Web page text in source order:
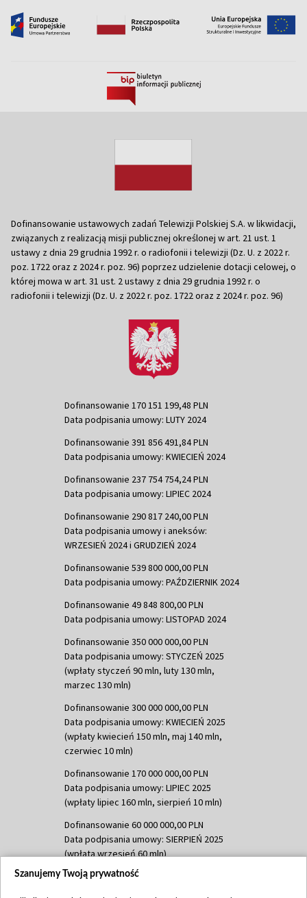
Dofinansowanie ustawowych zadań Telewizji Polskiej S.A. w likwidacji,
związanych z realizacją misji publicznej określonej w art. 21 ust. 1
ustawy z dnia 29 grudnia 1992 r. o radiofonii i telewizji (Dz. U. z 2022 r.
poz. 1722 oraz z 2024 r. poz. 96) poprzez udzielenie dotacji celowej, o
której mowa w art. 31 ust. 2 ustawy z dnia 29 grudnia 1992 r. o
radiofonii i telewizji (Dz. U. z 2022 r. poz. 1722 oraz z 2024 r. poz. 96)
Dofinansowanie 170 151 199,48 PLN
Data podpisania umowy: LUTY 2024
Dofinansowanie 391 856 491,84 PLN
Data podpisania umowy: KWIECIEŃ 2024
Dofinansowanie 237 754 754,24 PLN
Data podpisania umowy: LIPIEC 2024
Dofinansowanie 290 817 240,00 PLN
Data podpisania umowy i aneksów:
WRZESIEŃ 2024 i GRUDZIEŃ 2024
Dofinansowanie 539 800 000,00 PLN
Data podpisania umowy: PAŹDZIERNIK 2024
Dofinansowanie 49 848 800,00 PLN
Data podpisania umowy: LISTOPAD 2024
Dofinansowanie 350 000 000,00 PLN
Data podpisania umowy: STYCZEŃ 2025
(wpłaty styczeń 90 mln, luty 130 mln,
marzec 130 mln)
Dofinansowanie 300 000 000,00 PLN
Data podpisania umowy: KWIECIEŃ 2025
(wpłaty kwiecień 150 mln, maj 140 mln,
czerwiec 10 mln)
Dofinansowanie 170 000 000,00 PLN
Data podpisania umowy: LIPIEC 2025
(wpłaty lipiec 160 mln, sierpień 10 mln)
Dofinansowanie 60 000 000,00 PLN
Data podpisania umowy: SIERPIEŃ 2025
(wpłata wrzesień 60 mln)
Dofinansowanie 635 783 051,21 PLN
Szanujemy Twoją prywatność